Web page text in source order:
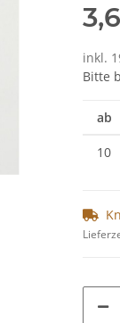
inkl.
Bitte
ab
10